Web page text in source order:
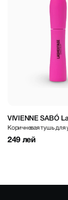
VIVIENNE SABÓ
Mascara Chocolat
Коричневая тушь для
интенсивного объёма
249 лей